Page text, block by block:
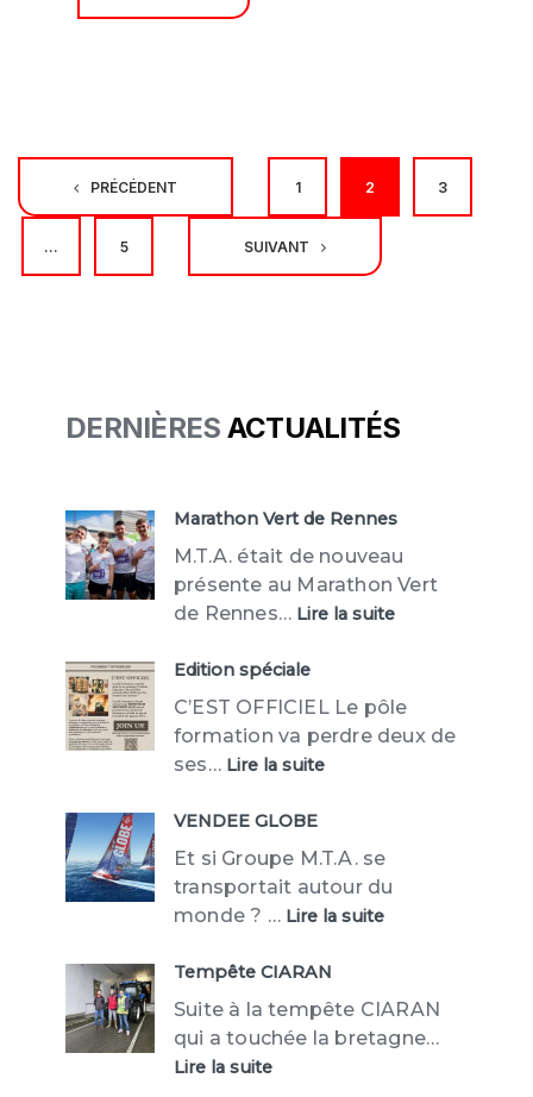
Navigation
des
articles
PRÉCÉDENT 1 2 3
… 5 SUIVANT
DERNIÈRES ACTUALITÉS
Marathon Vert de Rennes
M.T.A. était de nouveau
présente au Marathon Vert
de Rennes… Lire la suite:
Edition spéciale
C’EST OFFICIEL Le pôle
formation va perdre deux de
ses… Lire la suite:
VENDEE GLOBE
Et si Groupe M.T.A. se
transportait autour du
monde ? … Lire la suite:
Tempête CIARAN
Suite à la tempête CIARAN
qui a touchée la bretagne…
Lire la suite: